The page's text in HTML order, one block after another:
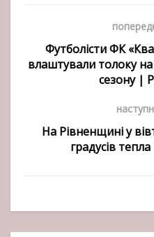
Футболісти ФК
влаштували толоку на
сезону |
На Рівненщині у
градусів